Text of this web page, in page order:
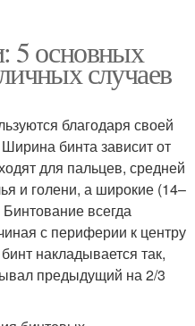
5 основных
случаев
благодаря своей
Ширина бинта зависит от
для пальцев, средней
и голени, а широкие (14–
всегда
с периферии к центру
накладывается так,
предыдущий на 2/3